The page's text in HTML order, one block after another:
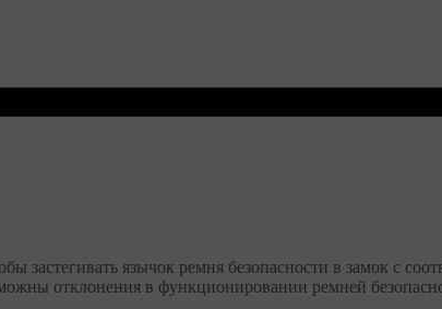
застегивать язычок ремня безопасности в замок с
отклонения в функционировании ремней